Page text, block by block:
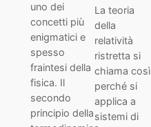
uno dei
concetti più
enigmatici e
spesso
fraintesi della
fisica. Il
secondo
principio della
La teoria
della
relatività
ristretta si
chiama così
perché si
applica a
sistemi di